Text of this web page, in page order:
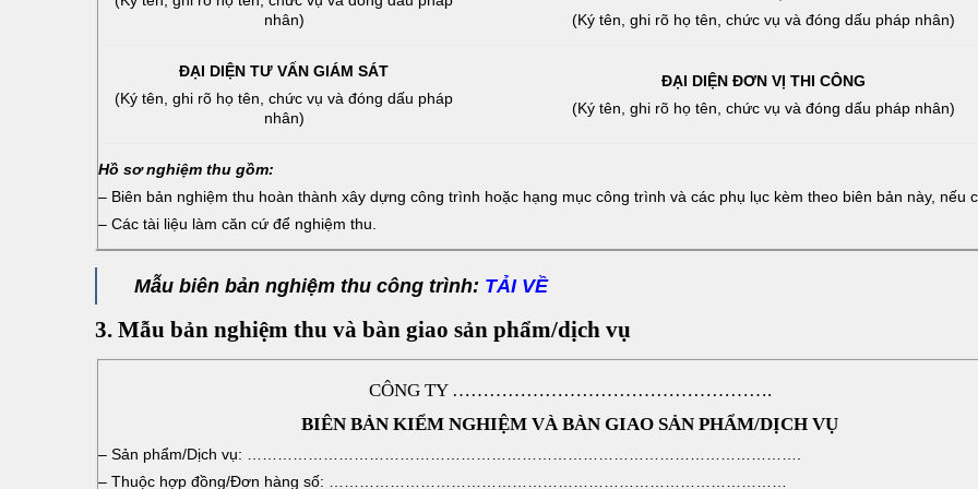
nhân)
(Ký tên, ghi rõ họ tên, chức vụ và đóng dấu pháp nhân)
ĐẠI DIỆN TƯ VẤN GIÁM SÁT
(Ký tên, ghi rõ họ tên, chức vụ và đóng dấu pháp
nhân)
ĐẠI DIỆN ĐƠN VỊ THI CÔNG
(Ký tên, ghi rõ họ tên, chức vụ và đóng dấu pháp nhân)
Hồ sơ nghiệm thu gồm:
– Biên bản nghiệm thu hoàn thành xây dựng công trình hoặc hạng mục công trình và các phụ lục kèm theo biên bản này, nếu
– Các tài liệu làm căn cứ để nghiệm thu.
Mẫu biên bản nghiệm thu công trình: TẢI VỀ
3. Mẫu bản nghiệm thu và bàn giao sản phẩm/dịch vụ
CÔNG TY …………………………………………….
BIÊN BẢN KIỂM NGHIỆM VÀ BÀN GIAO SẢN PHẨM/DỊCH VỤ
– Sản phẩm/Dịch vụ: ……………………………………………………………………………………………….
– Thuộc hợp đồng/Đơn hàng số: ………………………………………………………………………………